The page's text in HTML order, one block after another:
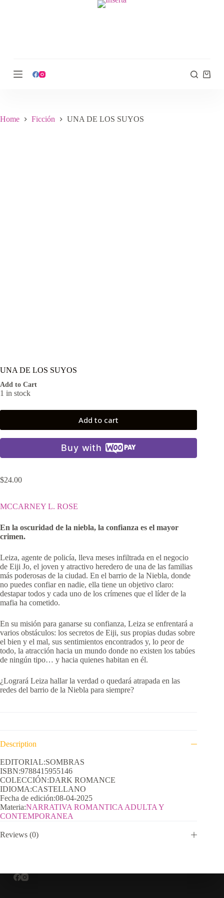
o
t
Home Ficción UNA DE LOS SUYOS
UNA DE LOS SUYOS
Add to Cart
1 in stock
Add to cart
Buy with
$24.00
MCCARNEY L. ROSE
En la oscuridad de la niebla, la confianza es el mayor
crimen.
Leiza, agente de policía, lleva meses infiltrada en el negocio
de Eiji Jo, el joven y atractivo heredero de una de las familias
más poderosas de la ciudad. En el barrio de la Niebla, donde
no puedes confiar en nadie, ella tiene un objetivo claro:
destapar todos y cada uno de los crímenes que el líder de la
mafia ha cometido.
En su misión para ganarse su confianza, Leiza se enfrentará a
varios obstáculos: los secretos de Eiji, sus propias dudas sobre
el bien y el mal, sus sentimientos encontrados y, lo peor de
todo, la atracción hacia un mundo donde no existen los tabúes
de ningún tipo… y hacia quienes habitan en él.
¿Logrará Leiza hallar la verdad o quedará atrapada en las
redes del barrio de la Niebla para siempre?
Description
EDITORIAL:SOMBRAS
ISBN:9788415955146
COLECCIÓN:DARK ROMANCE
IDIOMA:CASTELLANO
Fecha de edición:08-04-2025
Materia:NARRATIVA ROMANTICA ADULTA Y
CONTEMPORANEA
Reviews (0)